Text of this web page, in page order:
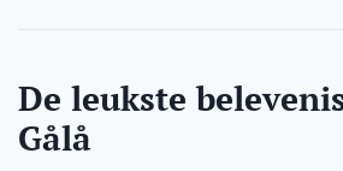
De leukste
Gålå